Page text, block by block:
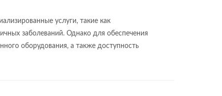
услуги, такие как
заболеваний. Однако для обеспечения
оборудования, а также доступность